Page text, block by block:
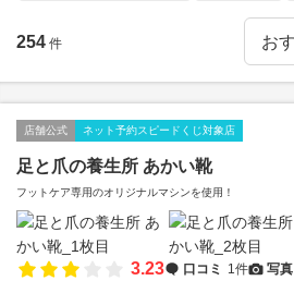
254 件
店舗公式 ネット予約スピードくじ対象店
足と爪の養生所 あかい靴
フットケア専用のオリジナルマシンを使用！
3.23 口コミ 1件 写真